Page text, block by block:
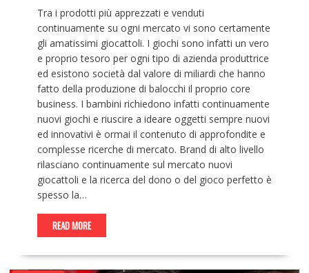
Tra i prodotti più apprezzati e venduti
continuamente su ogni mercato vi sono certamente
gli amatissimi giocattoli. I giochi sono infatti un vero
e proprio tesoro per ogni tipo di azienda produttrice
ed esistono società dal valore di miliardi che hanno
fatto della produzione di balocchi il proprio core
business. I bambini richiedono infatti continuamente
nuovi giochi e riuscire a ideare oggetti sempre nuovi
ed innovativi è ormai il contenuto di approfondite e
complesse ricerche di mercato. Brand di alto livello
rilasciano continuamente sul mercato nuovi
giocattoli e la ricerca del dono o del gioco perfetto è
spesso la…
READ MORE